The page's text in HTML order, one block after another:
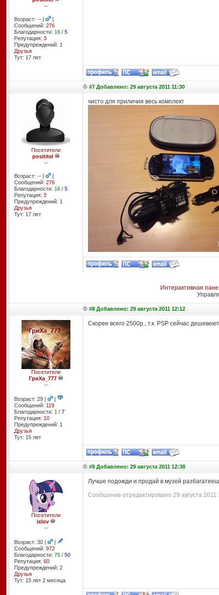
--
Возраст: -- |
|
Сообщений: 276
Благодарности: 16/ 5
Репутация: 3
Предупреждений: 1
Друзья
Тут: 17 лет
#7 Добавлено: 29 августа 2011 11:30
Посетители
posititel
--
Возраст: -- |
|
Сообщений: 276
Благодарности: 16/ 5
Репутация: 3
Предупреждений: 1
Друзья
Тут: 17 лет
чисто для приличия весь комплект
Интерактивная
#8 Добавлено: 29 августа 2011 12:12
Посетители
ГриХа_777
--
Возраст: 29 |
|
Сообщений: 119
Благодарности: 1 / 7
Репутация: 10
Предупреждений: 1
Друзья
Тут: 15 лет
Скорее всего 2500р., т.к. PSP сейчас дешевеют
#9 Добавлено: 29 августа 2011 12:38
Посетители
ixlov
--
Возраст: 30 |
|
Сообщений: 972
Благодарности: 75/ 50
Репутация: 60
Предупреждений: 2
Друзья
Тут: 15 лет 2 месяцa
Лучше подожди и продай в музей
Сообщение отредактировано 29 августа 2011